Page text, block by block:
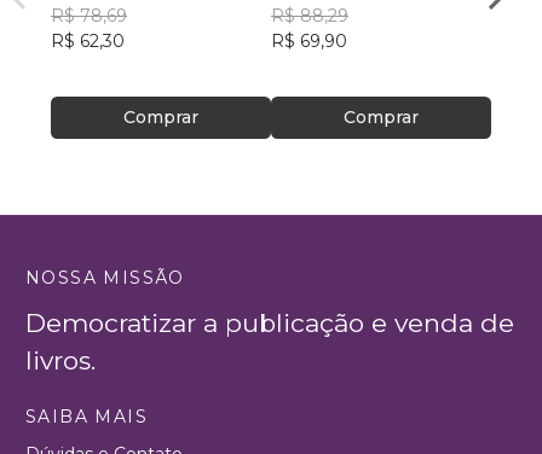
R$ 78,69
R$ 62,30
Comprar
R$ 88,29
R$ 69,90
Comprar
NOSSA MISSÃO
Democratizar a publicação e venda de
livros.
SAIBA MAIS